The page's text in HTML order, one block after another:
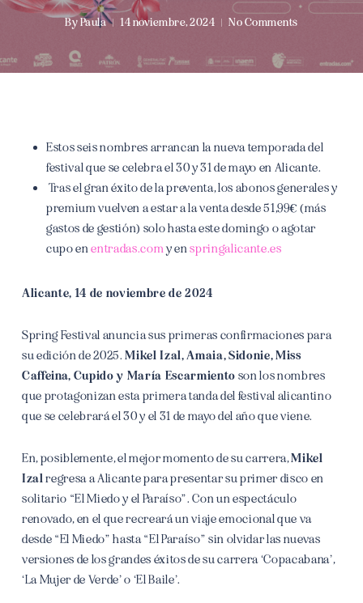
ByPaula 14 noviembre, 2024 No Comments
Estos seis nombres arrancan la nueva temporada del
festival que se celebra el 30 y 31 de mayo en Alicante.
Tras el gran éxito de la preventa, los abonos generales y
premium vuelven a estar a la venta desde 51,99€ (más
gastos de gestión) solo hasta este domingo o agotar
cupo enentradas.comy enspringalicante.es
Alicante, 14 de noviembre de 2024
Spring Festival anuncia sus primeras confirmaciones para
su edición de 2025.Mikel Izal, Amaia, Sidonie, Miss
Caffeina, Cupido y María Escarmiento son los nombres
que protagonizan esta primera tanda del festival alicantino
que se celebrará el 30 y el 31 de mayo del año que viene.
En, posiblemente, el mejor momento de su carrera,Mikel
Izalregresa a Alicante para presentar su primer disco en
solitario “El Miedo y el Paraíso”. Con un espectáculo
renovado, en el que recreará un viaje emocional que va
desde “El Miedo” hasta “El Paraíso” sin olvidar las nuevas
versiones de los grandes éxitos de su carrera ‘Copacabana’,
‘La Mujer de Verde’ o ‘El Baile’.